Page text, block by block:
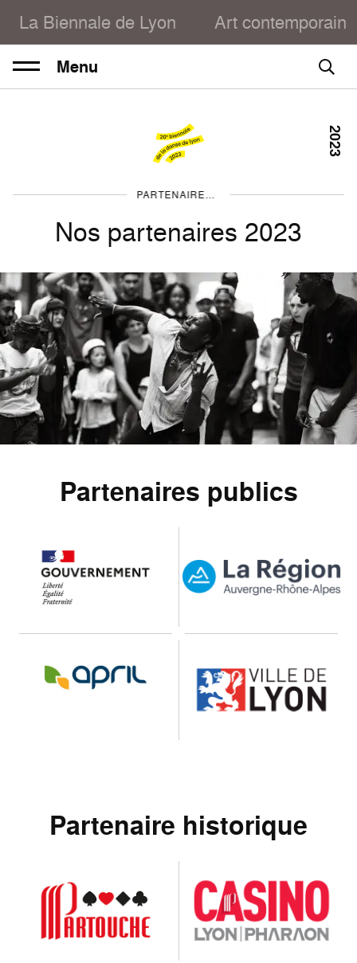
La Biennale de Lyon Art contemporain
Menu
PARTENAIRES ET ENTREPRISES 2023
Nos partenaires 2023
2023
Partenaires publics
Partenaire historique